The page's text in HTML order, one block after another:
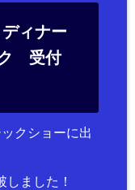
ィナー
ク 受付
クショーに出
ました！